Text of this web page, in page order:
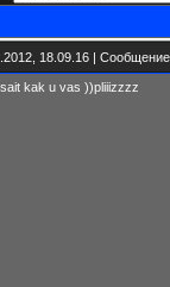
18.09.16 |
kak u vas ))pliiizzzz